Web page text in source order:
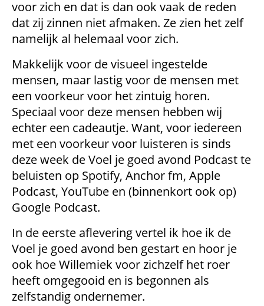
voor zich en dat is dan ook vaak de reden
dat zij zinnen niet afmaken. Ze zien het zelf
namelijk al helemaal voor zich.
Makkelijk voor de visueel ingestelde
mensen, maar lastig voor de mensen met
een voorkeur voor het zintuig horen.
Speciaal voor deze mensen hebben wij
echter een cadeautje. Want, voor iedereen
met een voorkeur voor luisteren is sinds
deze week de Voel je goed avond Podcast te
beluisten op Spotify, Anchor fm, Apple
Podcast, YouTube en (binnenkort ook op)
Google Podcast.
In de eerste aflevering vertel ik hoe ik de
Voel je goed avond ben gestart en hoor je
ook hoe Willemiek voor zichzelf het roer
heeft omgegooid en is begonnen als
zelfstandig ondernemer.